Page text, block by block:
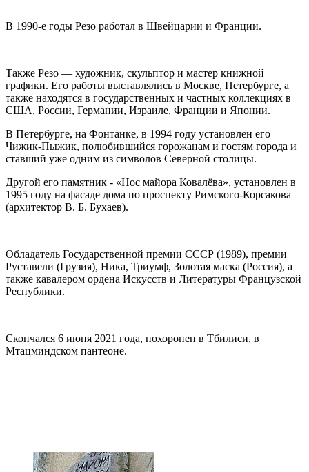
В 1990-е годы Резо работал в Швейцарии и Франции.
Также Резо — художник, скульптор и мастер книжной
графики. Его работы выставлялись в Москве, Петербурге, а
также находятся в государственных и частных коллекциях в
США, России, Германии, Израиле, Франции и Японии.
В Петербурге, на Фонтанке, в 1994 году установлен его
Чижик-Пыжик, полюбившийся горожанам и гостям города и
ставший уже одним из символов Северной столицы.
Другой его памятник - «Нос майора Ковалёва», установлен в
1995 году на фасаде дома по проспекту Римского-Корсакова
(архитектор В. Б. Бухаев).
Обладатель Государственной премии СССР (1989), премии
Руставели (Грузия), Ника, Триумф, Золотая маска (Россия), а
также кавалером ордена Искусств и Литературы Французской
Республики.
Скончался 6 июня 2021 года, похоронен в Тбилиси, в
Мтацминдском пантеоне.